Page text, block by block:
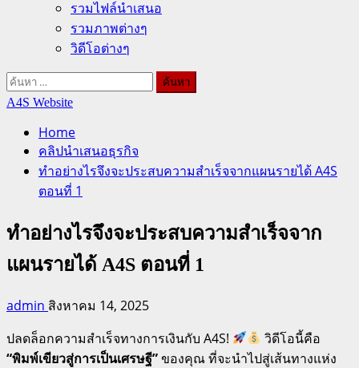
รวมไฟล์นำเสนอ
รวมภาพต่างๆ
วิดีโอต่างๆ
ค้นหา
สำหรับ:
A4S Website
Home
คลิปนำเสนอธุรกิจ
ทำอย่างไรจึงจะประสบความสำเร็จจากแผนรายได้ A4S
ตอนที่ 1
ทำอย่างไรจึงจะประสบความสำเร็จจาก
แผนรายได้ A4S ตอนที่ 1
admin สิงหาคม 14, 2025
ปลดล็อกความสำเร็จทางการเงินกับ A4S!
วิดีโอนี้คือ
“พิมพ์เขียวสู่การเป็นเศรษฐี”ของคุณ ที่จะนำไปสู่เส้นทางแห่ง